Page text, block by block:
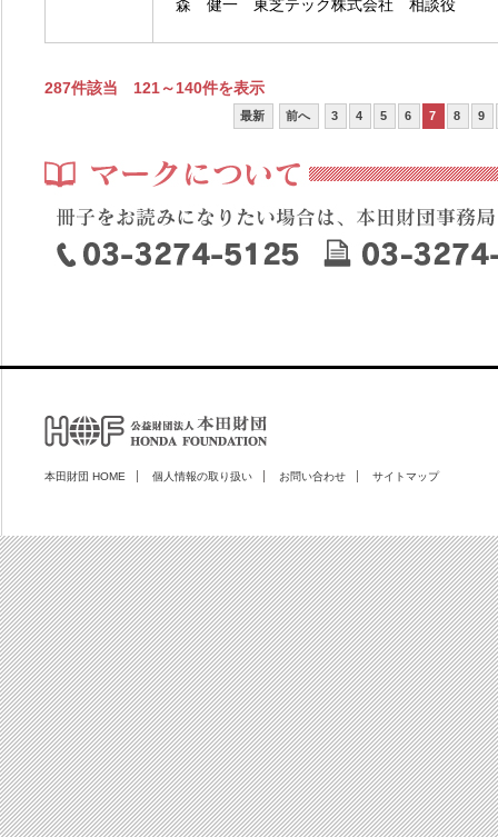
森 健一 東芝テック株式会社 相談役
287件該当 121～140件を表示
最新 前へ 3 4 5 6 7 8 9
本田財団 HOME 個人情報の取り扱い お問い合わせ サイトマップ